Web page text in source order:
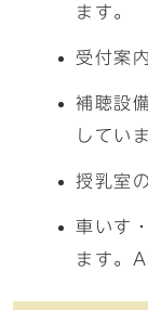
ます。
受付案
補聴設
してい
授乳室
車いす
ます。